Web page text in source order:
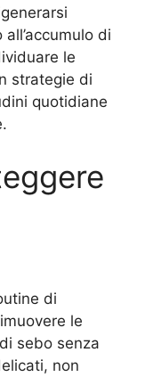
di
le
strategie di
quotidiane
di
le
sebo senza
non